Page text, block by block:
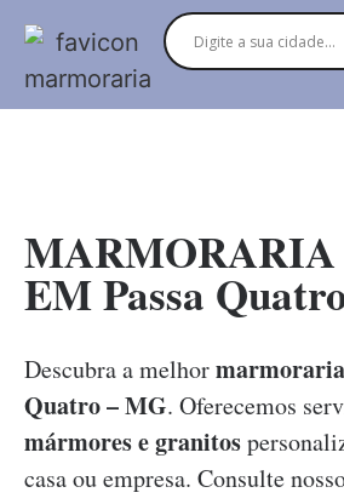
MARMORARIA
EM Passa
Descubra a melhor
Quatro – MG. Oferecemos
mármores e granitos
casa ou empresa. Consulte